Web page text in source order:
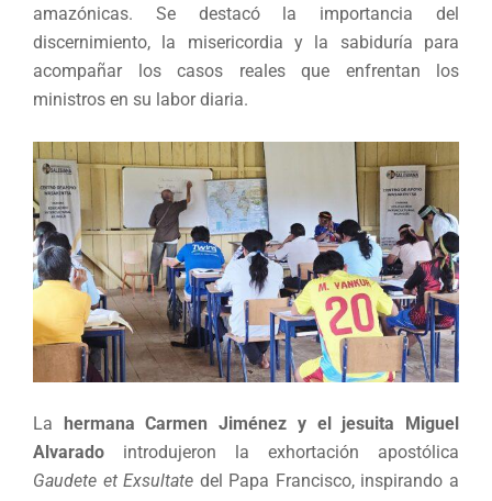
amazónicas. Se destacó la importancia del
discernimiento, la misericordia y la sabiduría para
acompañar los casos reales que enfrentan los
ministros en su labor diaria.
La hermana Carmen Jiménez y el jesuita Miguel
Alvarado introdujeron la exhortación apostólica
Gaudete et Exsultate del Papa Francisco, inspirando a